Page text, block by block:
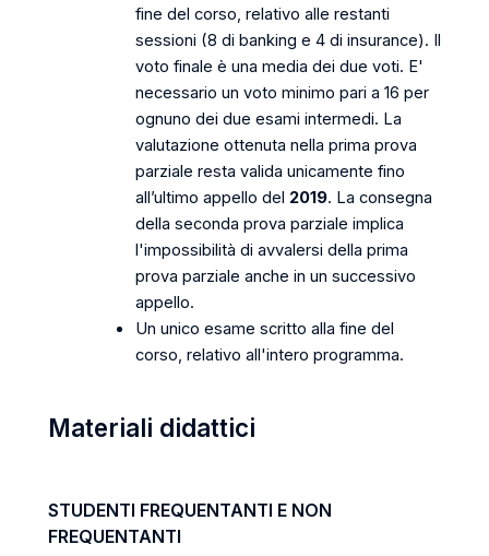
fine del corso, relativo alle restanti
sessioni (8 di banking e 4 di insurance). Il
voto finale è una media dei due voti. E'
necessario un voto minimo pari a 16 per
ognuno dei due esami intermedi. La
valutazione ottenuta nella prima prova
parziale resta valida unicamente fino
all’ultimo appello del 2019. La consegna
della seconda prova parziale implica
l'impossibilità di avvalersi della prima
prova parziale anche in un successivo
appello.
Un unico esame scritto alla fine del
corso, relativo all'intero programma.
Materiali didattici
STUDENTI FREQUENTANTI E NON
FREQUENTANTI